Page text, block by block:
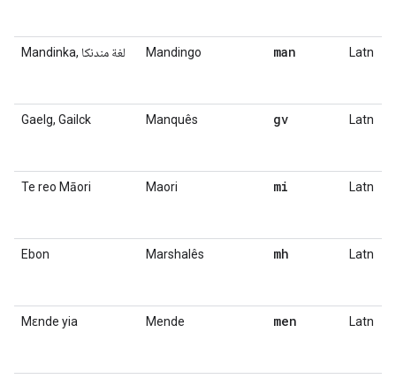
Mandinka, لغة مندنكا Mandingo man Latn
Gaelg, Gailck Manquês gv Latn
Te reo Māori Maori mi Latn
Ebon Marshalês mh Latn
Mɛnde yia Mende men Latn